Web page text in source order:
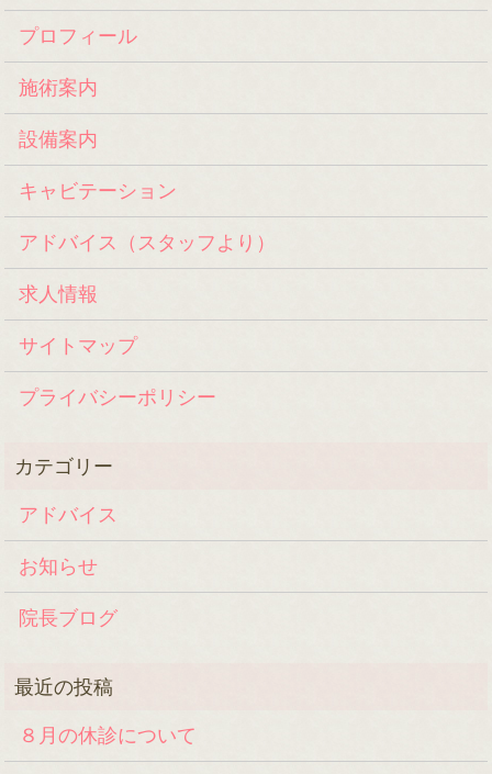
プロフィール
施術案内
設備案内
キャビテーション
アドバイス（スタッフより）
求人情報
サイトマップ
プライバシーポリシー
アドバイス
お知らせ
院長ブログ
８月の休診について